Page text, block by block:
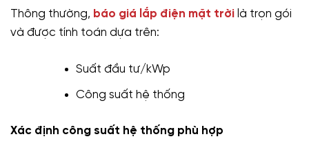
Thông thường, báo giá lắp điện mặt trời là trọn gói
và được tính toán dựa trên:
Suất đầu tư/kWp
Công suất hệ thống
Xác định công suất hệ thống phù hợp